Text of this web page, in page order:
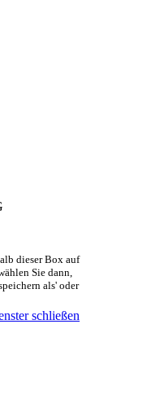
dieser Box auf
Sie dann,
als' oder
schließen